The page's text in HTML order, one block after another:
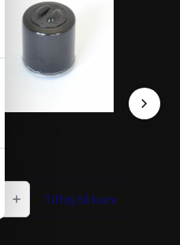
Tilføj til kurv